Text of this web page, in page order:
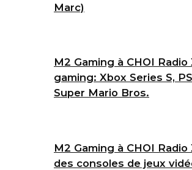
Marc)
M2 Gaming à CHOI Radio
gaming: Xbox Series S,
Super Mario Bros.
M2 Gaming à CHOI Radio
des consoles de jeux